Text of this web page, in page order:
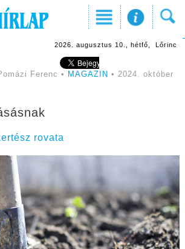
2026. augusztus 10., hétfő, Lőrinc
Ferenc • MAGAZIN • 2024. október
rovata